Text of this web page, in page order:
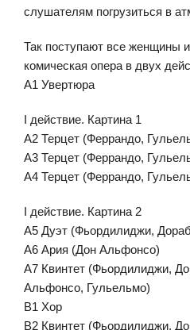
слушателям погрузиться в
Так поступают все женщины
комическая опера в двух
A1 Увертюра
I действие. Картина 1
A2 Терцет (Феррандо,
A3 Терцет (Феррандо,
A4 Терцет (Феррандо,
I действие. Картина 2
A5 Дуэт (Фьордилиджи,
A6 Ария (Дон Альфонсо)
A7 Квинтет (Фьордилиджи,
Альфонсо, Гульельмо)
B1 Хор
B2 Квинтет (Фьордилиджи,